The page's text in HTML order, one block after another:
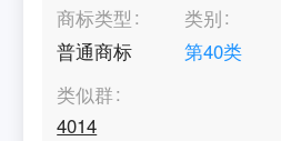
商标类型
普通商标
类别
第40类
类似群
4014